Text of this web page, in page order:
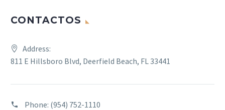
CONTACTOS
Address:
811 E Hillsboro Blvd, Deerfield Beach, FL 33441
Phone: (954) 752-1110